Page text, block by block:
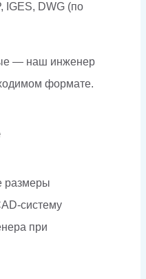
IGES, DWG (по
— наш инженер
формате.
размеры
систему
при